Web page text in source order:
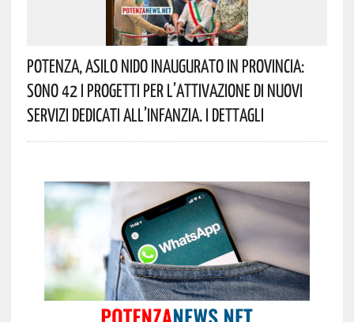
Potenza, Asilo Nido Inaugurato In Provincia:
Sono 42 I Progetti Per L’attivazione Di Nuovi
Servizi Dedicati All’infanzia. I Dettagli